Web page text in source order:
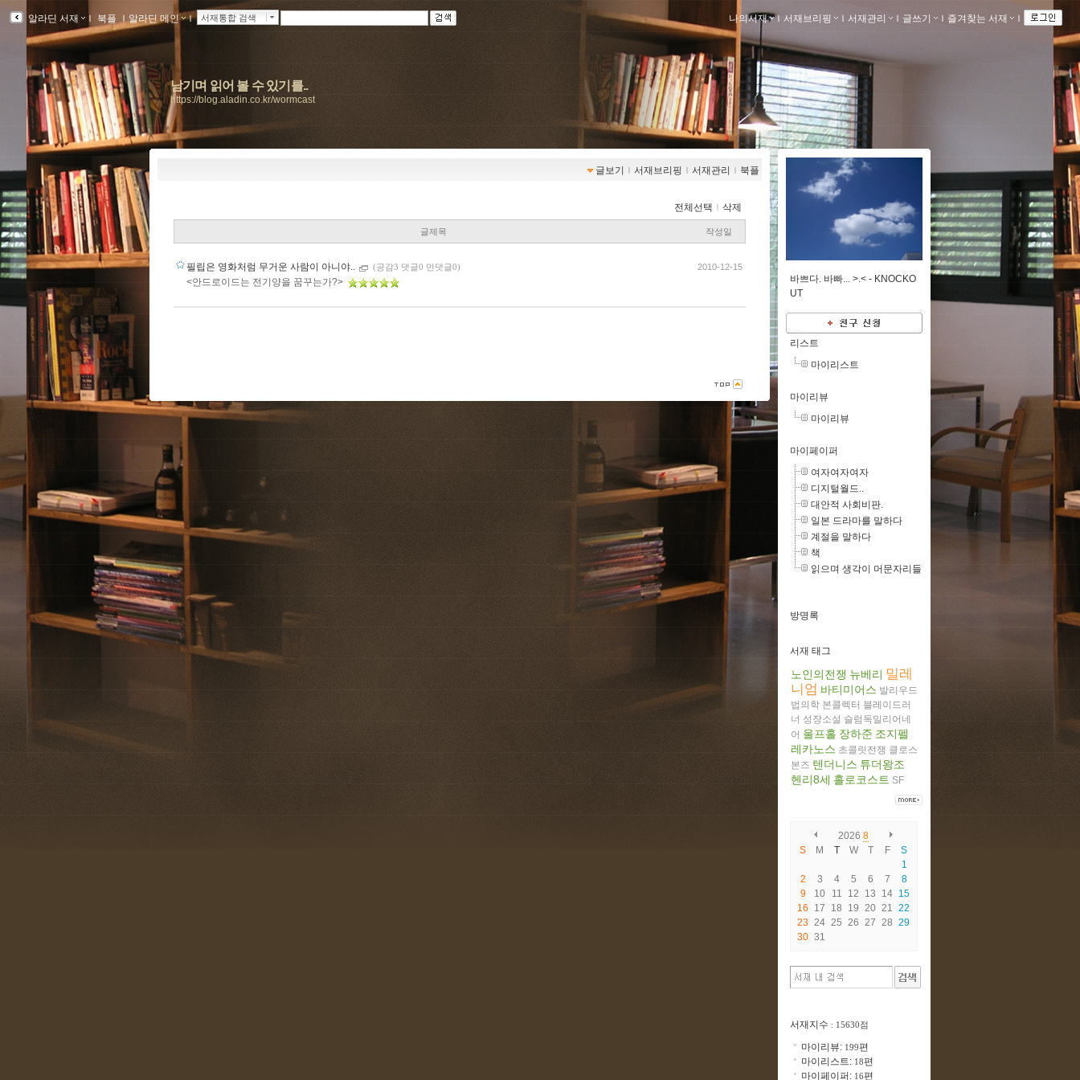
알라딘 서재 ｌ 북플 ｌ알라딘 메인 ｌ 서재통합 검색 나의서재 ｌ 서재브리핑 ｌ 서재관리 ｌ 글쓰기 ｌ 즐겨찾는 서재 ｌ
남기며 읽어 볼 수 있기를..
https://blog.aladin.co.kr/wormcast
글보기 ｌ 서재브리핑 ｌ 서재관리 ｌ 북플
전체선택 ｌ 삭제
글제목 작성일
필립은 영화처럼 무거운 사람이 아니야.. (공감3 댓글0 먼댓글0)
<안드로이드는 전기양을 꿈꾸는가?>
2010-12-15
바쁘다. 바빠... >.< - KNOCKO
UT
리스트
마이리스트
마이리뷰
마이리뷰
마이페이퍼
여자여자여자
디지털월드..
대안적 사회비판.
일본 드라마를 말하다
계절을 말하다
책
읽으며 생각이 머문자리들
방명록
서재 태그
노인의전쟁 뉴베리 밀레
니엄 바티미어스 발리우드
법의학 본콜렉터 블레이드러
너 성장소설 슬럼독밀리어네
어 울프홀 장하준 조지펠
레카노스 초콜릿전쟁 클로스
본즈 텐더니스 튜더왕조
헨리8세 홀로코스트 SF
2026 8
S
M T W T F
S
1
2
3 4 5 6 7
8
9
10 11 12 13 14 15
16
17 18 19 20 21
22
23 24 25 26 27 28 29
30 31
서재지수 : 15630점
마이리뷰: 199편
마이리스트: 18편
마이페이퍼: 16편